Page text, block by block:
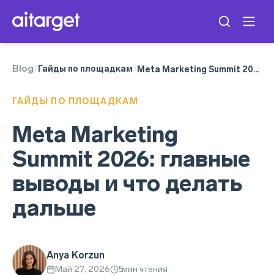
Blog/Гайды по площадкам/ Meta Marketing Summit 2026: главные выводы и что делать дальше
ГАЙДЫ ПО ПЛОЩАДКАМ
Meta Ads
Meta Marketing
Summit 2026: главные
выводы и что делать
дальше
Anya Korzun
Май 27, 2026 5мин чтения